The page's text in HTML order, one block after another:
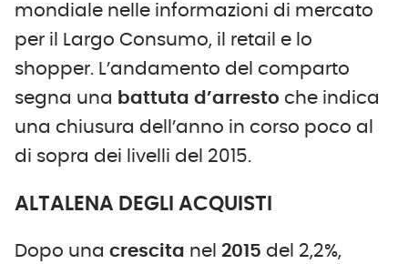
mondiale nelle informazioni di mercato
per il Largo Consumo, il retail e lo
shopper. L’andamento del comparto
segna una battuta d’arresto che indica
una chiusura dell’anno in corso poco al
di sopra dei livelli del 2015.
ALTALENA DEGLI ACQUISTI
Dopo una crescita nel 2015 del 2,2%,